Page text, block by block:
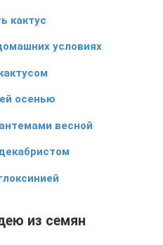
кактус
условиях
осенью
весной
из семян